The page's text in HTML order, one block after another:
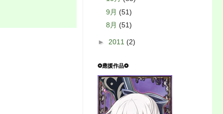
9月 (51)
8月 (51)
► 2011 (2)
❂應援作品❂